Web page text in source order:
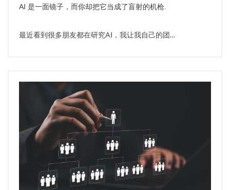
AI 是一面镜子，而你却把它当成了盲射的机枪.
最近看到很多朋友都在研究AI，我让我自己的团…